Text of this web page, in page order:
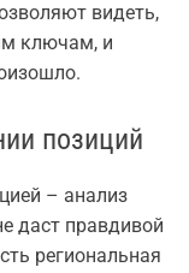
видеть,
ключам, и
позиций
– анализ
даст правдивой
региональная